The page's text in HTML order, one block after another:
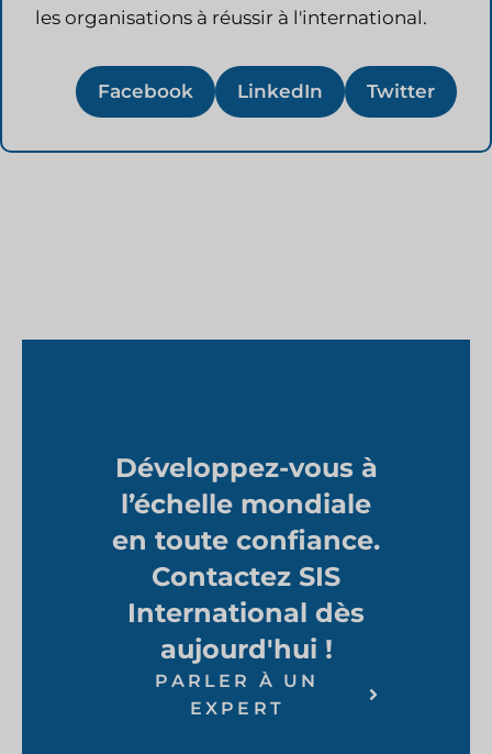
les organisations à réussir à l'international.
Facebook LinkedIn Twitter
Développez-vous à
l’échelle mondiale
en toute confiance.
Contactez SIS
International dès
aujourd'hui !
PARLER À UN
EXPERT